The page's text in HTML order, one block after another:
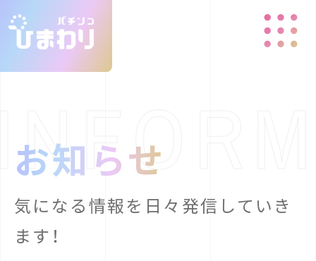
お知らせ
気になる情報を日々発信していき
ます！